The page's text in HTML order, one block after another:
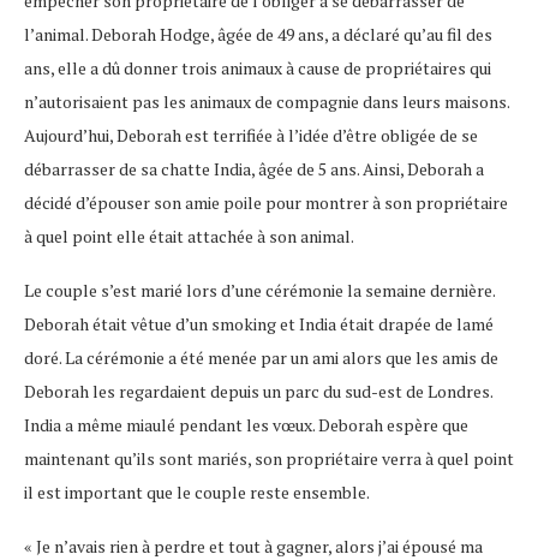
l’animal. Deborah Hodge, âgée de 49 ans, a déclaré qu’au fil des
ans, elle a dû donner trois animaux à cause de propriétaires qui
n’autorisaient pas les animaux de compagnie dans leurs maisons.
Aujourd’hui, Deborah est terrifiée à l’idée d’être obligée de se
débarrasser de sa chatte India, âgée de 5 ans. Ainsi, Deborah a
décidé d’épouser son amie poile pour montrer à son propriétaire
à quel point elle était attachée à son animal.
Le couple s’est marié lors d’une cérémonie la semaine dernière.
Deborah était vêtue d’un smoking et India était drapée de lamé
doré. La cérémonie a été menée par un ami alors que les amis de
Deborah les regardaient depuis un parc du sud-est de Londres.
India a même miaulé pendant les vœux. Deborah espère que
maintenant qu’ils sont mariés, son propriétaire verra à quel point
il est important que le couple reste ensemble.
« Je n’avais rien à perdre et tout à gagner, alors j’ai épousé ma